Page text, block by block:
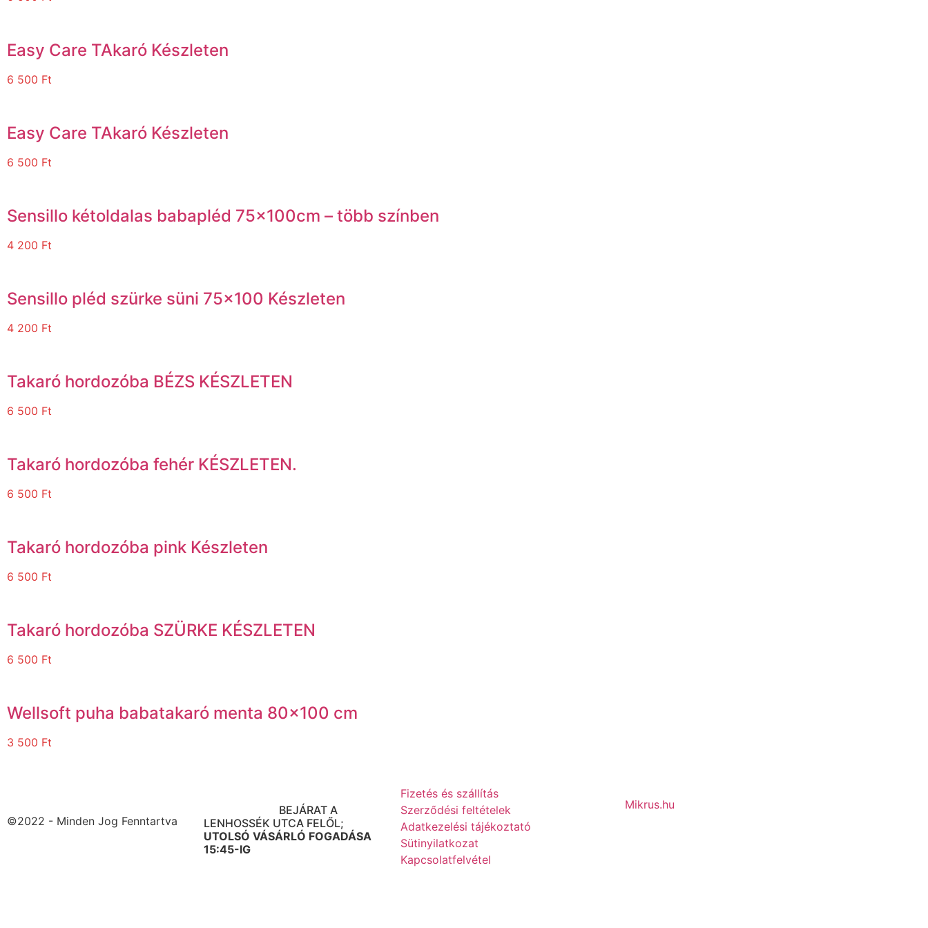
Easy Care TAkaró Készleten
6 500 Ft
Easy Care TAkaró Készleten
6 500 Ft
Sensillo kétoldalas babapléd 75x100cm – több színben
4 200 Ft
Sensillo pléd szürke süni 75×100 Készleten
4 200 Ft
Takaró hordozóba BÉZS KÉSZLETEN
6 500 Ft
Takaró hordozóba fehér KÉSZLETEN.
6 500 Ft
Takaró hordozóba pink Készleten
6 500 Ft
Takaró hordozóba SZÜRKE KÉSZLETEN
6 500 Ft
Wellsoft puha babatakaró menta 80×100 cm
3 500 Ft
©2022 - Minden Jog Fenntartva
BEJÁRAT A
LENHOSSÉK UTCA FELŐL;
UTOLSÓ VÁSÁRLÓ FOGADÁSA
15:45-IG
Fizetés és szállítás
Szerződési feltételek
Adatkezelési tájékoztató
Sütinyilatkozat
Kapcsolatfelvétel
Mikrus.hu